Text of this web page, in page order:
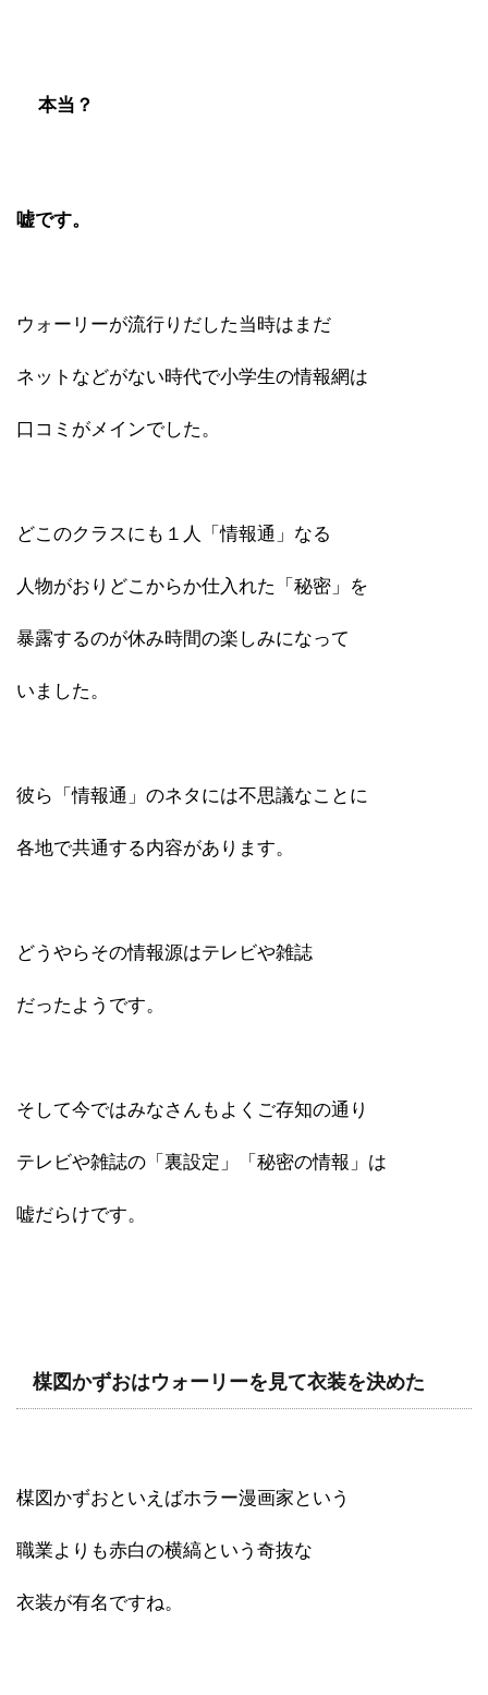
本当？
嘘です。
ウォーリーが流行りだした当時はまだ
ネットなどがない時代で小学生の情報網は
口コミがメインでした。
どこのクラスにも１人「情報通」なる
人物がおりどこからか仕入れた「秘密」を
暴露するのが休み時間の楽しみになって
いました。
彼ら「情報通」のネタには不思議なことに
各地で共通する内容があります。
どうやらその情報源はテレビや雑誌
だったようです。
そして今ではみなさんもよくご存知の通り
テレビや雑誌の「裏設定」「秘密の情報」は
嘘だらけです。
楳図かずおはウォーリーを見て衣装を決めた
楳図かずおといえばホラー漫画家という
職業よりも赤白の横縞という奇抜な
衣装が有名ですね。